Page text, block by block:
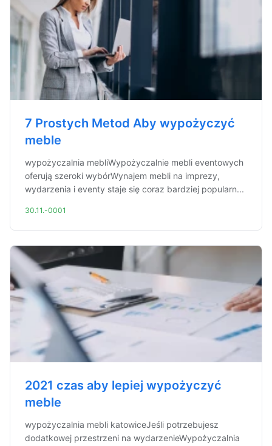
7 Prostych Metod Aby wypożyczyć
meble
wypożyczalnia mebliWypożyczalnie mebli eventowych
oferują szeroki wybórWynajem mebli na imprezy,
wydarzenia i eventy staje się coraz bardziej popularn...
30.11.-0001
2021 czas aby lepiej wypożyczyć
meble
wypożyczalnia mebli katowiceJeśli potrzebujesz
dodatkowej przestrzeni na wydarzenieWypożyczalnia